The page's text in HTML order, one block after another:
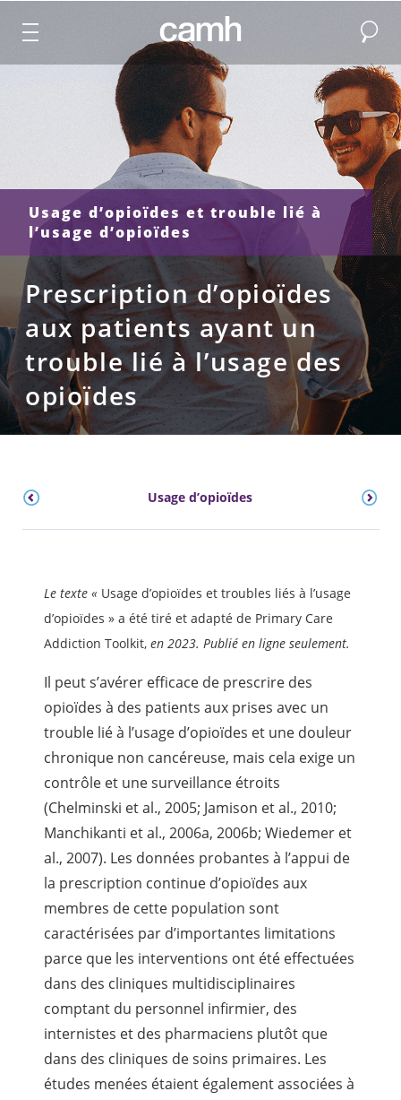
CAMH logo
Usage d’opioïdes et trouble lié à
l’usage d’opioïdes
Prescription d’opioïdes
aux patients ayant un
trouble lié à l’usage des
opioïdes
Usage d’opioïdes
Le texte « Usage d’opioïdes et troubles liés à l’usage
d’opioïdes » a été tiré et adapté de Primary Care
Addiction Toolkit,en 2023. Publié en ligne seulement.
Il peut s’avérer efficace de prescrire des
opioïdes à des patients aux prises avec un
trouble lié à l’usage d’opioïdes et une douleur
chronique non cancéreuse, mais cela exige un
contrôle et une surveillance étroits
(Chelminski et al., 2005; Jamison et al., 2010;
Manchikanti et al., 2006a, 2006b; Wiedemer et
al., 2007). Les données probantes à l’appui de
la prescription continue d’opioïdes aux
membres de cette population sont
caractérisées par d’importantes limitations
parce que les interventions ont été effectuées
dans des cliniques multidisciplinaires
comptant du personnel infirmier, des
internistes et des pharmaciens plutôt que
dans des cliniques de soins primaires. Les
études menées étaient également associées à